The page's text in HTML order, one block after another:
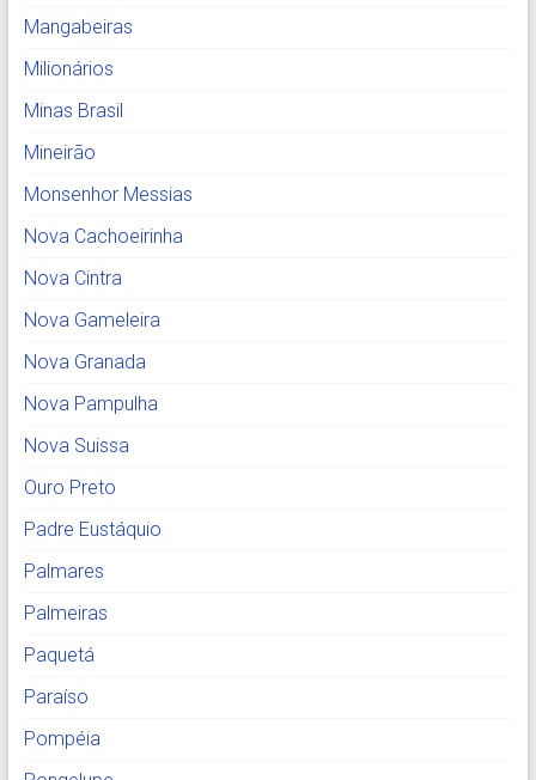
Mangabeiras
Milionários
Minas Brasil
Mineirão
Monsenhor Messias
Nova Cachoeirinha
Nova Cintra
Nova Gameleira
Nova Granada
Nova Pampulha
Nova Suissa
Ouro Preto
Padre Eustáquio
Palmares
Palmeiras
Paquetá
Paraíso
Pompéia